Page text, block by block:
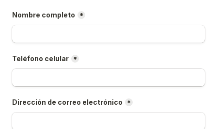
Nombre completo *
Teléfono celular *
Dirección de correo electrónico *